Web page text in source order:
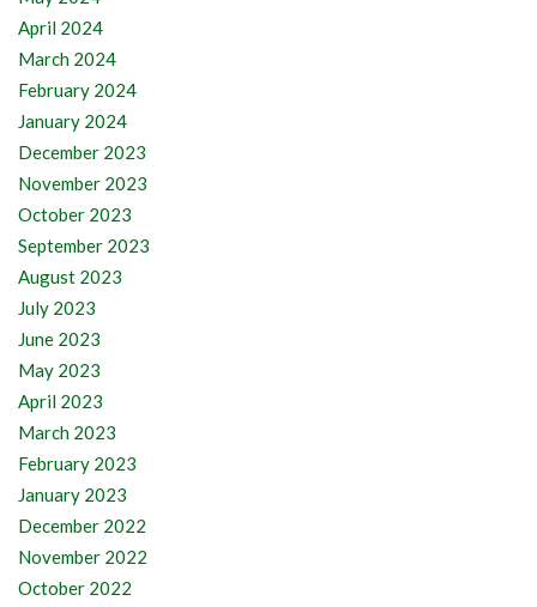
April 2024
March 2024
February 2024
January 2024
December 2023
November 2023
October 2023
September 2023
August 2023
July 2023
June 2023
May 2023
April 2023
March 2023
February 2023
January 2023
December 2022
November 2022
October 2022